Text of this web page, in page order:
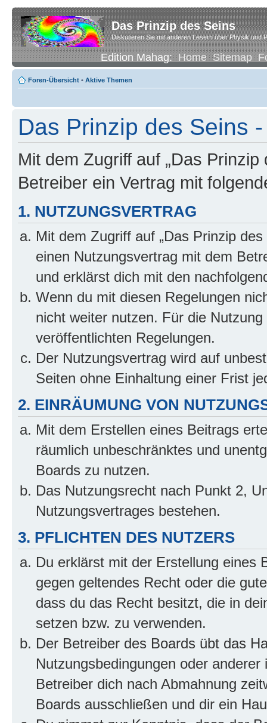
Das Prinzip des Seins
Diskutieren Sie mit anderen Lesern über Physik und
Edition Mahag:Home Sitemap
Foren-Übersicht • Aktive Themen
Das Prinzip des Seins
Mit dem Zugriff auf „Das
Betreiber ein Vertrag mit
1. NUTZUNGSVERTRAG
Mit dem Zugriff auf „Das Prinzip
einen Nutzungsvertrag mit dem
und erklärst dich mit den
Wenn du mit diesen Regelungen
nicht weiter nutzen. Für die
veröffentlichten Regelungen.
Der Nutzungsvertrag wird auf
Seiten ohne Einhaltung einer Frist
2. EINRÄUMUNG VON
Mit dem Erstellen eines Beitrags
räumlich unbeschränktes und
Boards zu nutzen.
Das Nutzungsrecht nach Punkt 2,
Nutzungsvertrages bestehen.
3. PFLICHTEN DES NUTZERS
Du erklärst mit der Erstellung eines
gegen geltendes Recht oder die
dass du das Recht besitzt, die in
setzen bzw. zu verwenden.
Der Betreiber des Boards übt das
Nutzungsbedingungen oder
Betreiber dich nach Abmahnung
Boards ausschließen und dir ein